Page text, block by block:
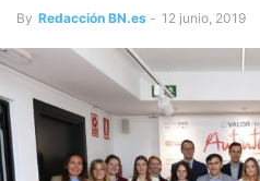
By Redacción BN.es - 12 junio, 2019